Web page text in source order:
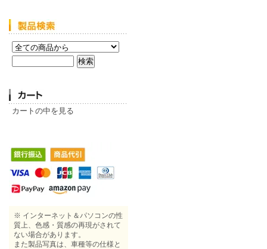
カートの中を見る
※ インターネット＆パソコンの性
質上、色感・質感の再現がされて
ない場合があります。
また製品写真は、車種等の仕様と